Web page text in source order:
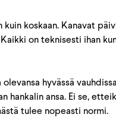
koskaan. Kanavat
on teknisesti ihan
hyvässä
hankalin ansa. Ei se,
tulee nopeasti normi.